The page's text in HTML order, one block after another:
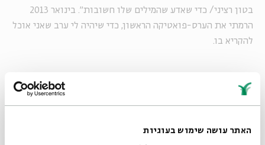
האתר עושה שימוש בעוגיות
בטון רציני/ כדי שאדע שהמילים שלו חשובות". בינואר 2013
הרמתי את הערס-פואטיקה הראשון, כדי שיהיה לי ערב שאני אוכל
להקריא בו.
אני חושבת שירושלים מעמתת אנשים עם מקומות לא
פשוטים שקיימים בעצמם כאינדיבידואלים, וגם את כולנו
יוצאים הדברים המעניינים. במקום שנוח בו הרבה פעמים